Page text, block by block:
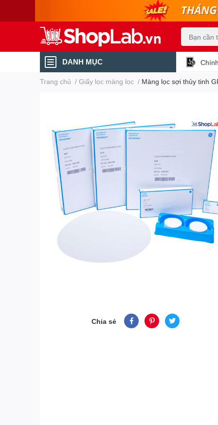
DANH MỤC
Trang chủ / Giấy lọc màng lọc / Màng lọc sợi thủy tinh
Chia sẻ